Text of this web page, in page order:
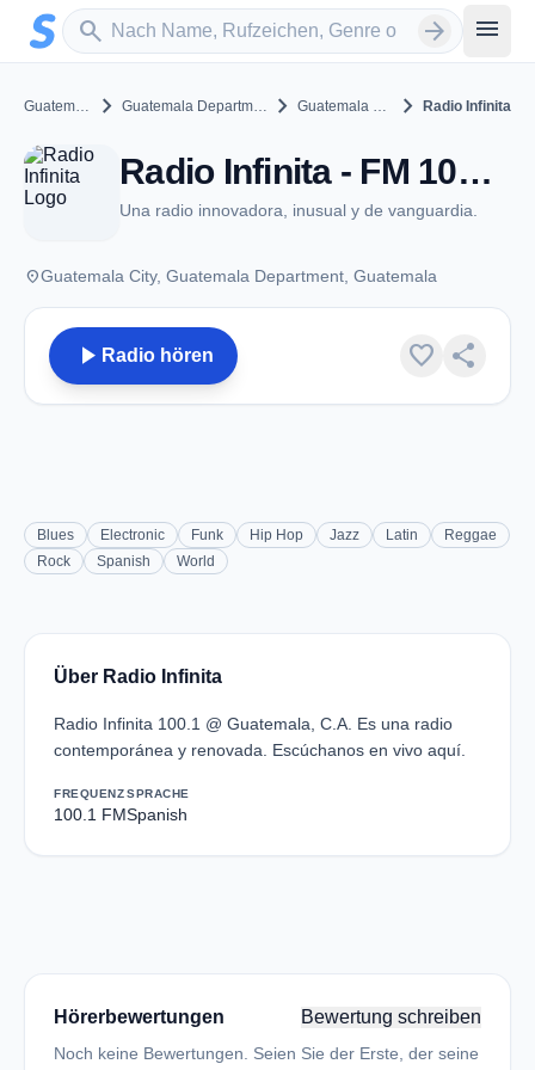
Zum Hauptinhalt springen
search
Sender suchen arrow_forward menu
Guatemala chevron_right Guatemala Department chevron_right Guatemala City chevron_right Radio Infinita
Radio Infinita - FM 100.1 - Guatemala City
Una radio innovadora, inusual y de vanguardia.
placeGuatemala City, Guatemala Department, Guatemala
play_arrow Radio hören favorite share
Blues Electronic Funk Hip Hop Jazz Latin
Reggae
Rock
Spanish World
Über Radio Infinita
Radio Infinita 100.1 @ Guatemala, C.A. Es una radio
contemporánea y renovada. Escúchanos en vivo aquí.
FREQUENZ
100.1 FM
SPRACHE
Spanish
Hörerbewertungen Bewertung schreiben
Noch keine Bewertungen. Seien Sie der Erste, der seine